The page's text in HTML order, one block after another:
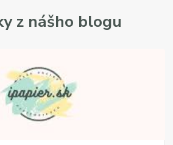
z nášho blogu